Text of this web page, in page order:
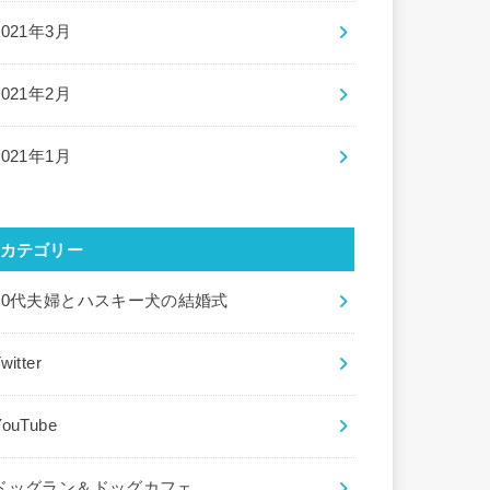
年3月
年2月
年1月
カテゴリー
代夫婦とハスキー犬の結婚式